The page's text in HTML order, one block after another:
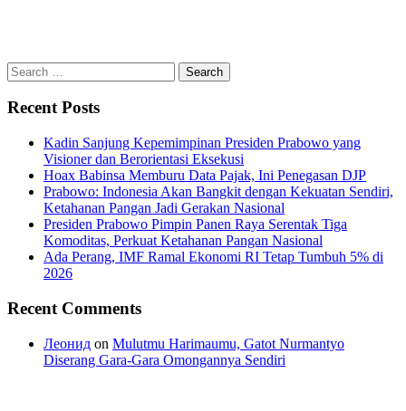
Search
for:
Recent Posts
Kadin Sanjung Kepemimpinan Presiden Prabowo yang
Visioner dan Berorientasi Eksekusi
Hoax Babinsa Memburu Data Pajak, Ini Penegasan DJP
Prabowo: Indonesia Akan Bangkit dengan Kekuatan Sendiri,
Ketahanan Pangan Jadi Gerakan Nasional
Presiden Prabowo Pimpin Panen Raya Serentak Tiga
Komoditas, Perkuat Ketahanan Pangan Nasional
Ada Perang, IMF Ramal Ekonomi RI Tetap Tumbuh 5% di
2026
Recent Comments
Леонид on Mulutmu Harimaumu, Gatot Nurmantyo
Diserang Gara-Gara Omongannya Sendiri